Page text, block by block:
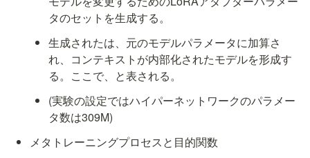
タのセット を生成する。
生成されたは、元のモデルパラメータに加算さ
れ、コンテキストが内部化されたモデルを形成す
る。ここで、 と表される。
(実験の設定ではハイパーネットワークのパラメー
タ数は309M)
メタトレーニングプロセスと目的関数